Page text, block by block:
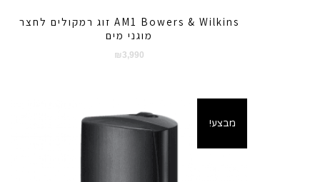
AM1 Bowers & Wilkins זוג רמקולים לחצר
מוגני מים
₪ 3,990
מבצע!